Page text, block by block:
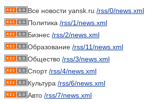
Все новости yansk.ru /rss/0/news.xml
Политика /rss/1/news.xml
Бизнес /rss/2/news.xml
Образование /rss/11/news.xml
Общество /rss/3/news.xml
Спорт/rss/4/news.xml
Культура /rss/6/news.xml
Авто /rss/7/news.xml